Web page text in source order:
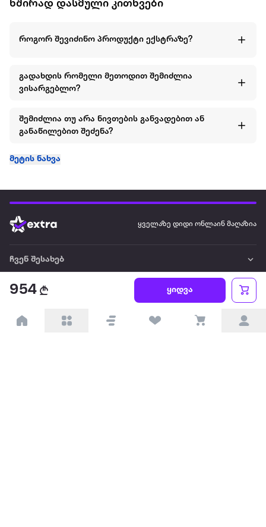
954 ყიდვა
ხშირად დასმული კითხვები
როგორ შევიძინო პროდუქტი ექსტრაზე?
გადახდის რომელი მეთოდით შემიძლია
ვისარგებლო?
შემიძლია თუ არა ნივთების განვადებით ან
განაწილებით შეძენა?
მეტის ნახვა
ყველაზე დიდი ონლაინ მაღაზია
ჩვენ შესახებ
წესები და პირობები
პარტნიორებისთვის